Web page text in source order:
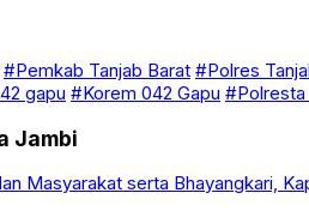
#Pemkab Tanjab Barat #Polres
gapu #Korem 042 Gapu #Polresta
Jambi